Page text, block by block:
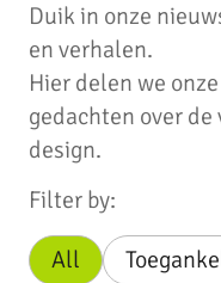
Duik in onze
en verhalen.
Hier delen we
gedachten over
design.
Filter by:
All